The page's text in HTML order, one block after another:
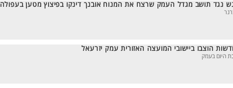
נגד תושב מגדל העמק שרצח את המנוח אובנך דינקו בפיצוץ מטען בעפולה